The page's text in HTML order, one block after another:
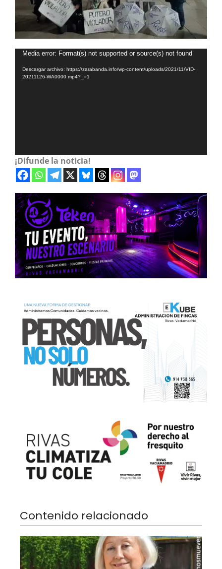
Reproductor
de
vídeo
Media error: Format(s) not supported or source(s) not found
Descargar archivo: https://zarabanda.info/wp-content/uploads/2021/11/VID-
20211126-WA0000.mp4?_=1
¡Difunde la noticia!
Contenido relacionado